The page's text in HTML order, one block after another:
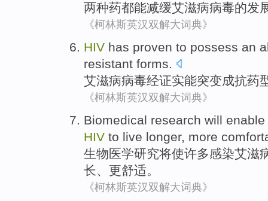
两种药都能减缓艾滋病病毒的发
《柯林斯英汉双解大词典》
HIV has proven to possess an
resistant forms.
艾滋病病毒经证实能突变成抗药
《柯林斯英汉双解大词典》
Biomedical research will enable
HIV to live longer, more
生物医学研究将使许多感染艾滋
长、 更舒适。
《柯林斯英汉双解大词典》